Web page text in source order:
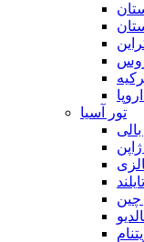
تور آسیا
چین